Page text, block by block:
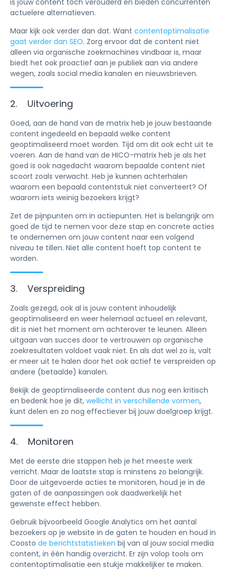
is jouw content toch verouderd en bieden concurrenten
actuelere alternatieven.
Maar kijk ook verder dan dat. Want contentoptimalisatie
gaat verder dan SEO. Zorg ervoor dat de content niet
alleen via organische zoekmachines vindbaar is, maar
biedt het ook proactief aan je publiek aan via andere
wegen, zoals social media kanalen en nieuwsbrieven.
2. Uitvoering
Goed, aan de hand van de matrix heb je jouw bestaande
content ingedeeld en bepaald welke content
geoptimaliseerd moet worden. Tijd om dit ook echt uit te
voeren. Aan de hand van de HICO-matrix heb je als het
goed is ook nagedacht waarom bepaalde content niet
scoort zoals verwacht. Heb je kunnen achterhalen
waarom een bepaald contentstuk niet converteert? Of
waarom iets weinig bezoekers krijgt?
Zet de pijnpunten om in actiepunten. Het is belangrijk om
goed de tijd te nemen voor deze stap en concrete acties
te ondernemen om jouw content naar een volgend
niveau te tillen. Niet alle content hoeft top content te
worden.
3. Verspreiding
Zoals gezegd, ook al is jouw content inhoudelijk
geoptimaliseerd en weer helemaal actueel en relevant,
dit is niet het moment om achterover te leunen. Alleen
uitgaan van succes door te vertrouwen op organische
zoekresultaten voldoet vaak niet. En als dat wel zo is, valt
er meer uit te halen door het ook actief te verspreiden op
andere (betaalde) kanalen.
Bekijk de geoptimaliseerde content dus nog een kritisch
en bedenk hoe je dit, wellicht in verschillende vormen,
kunt delen en zo nog effectiever bij jouw doelgroep krijgt.
4. Monitoren
Met de eerste drie stappen heb je het meeste werk
verricht. Maar de laatste stap is minstens zo belangrijk.
Door de uitgevoerde acties te monitoren, houd je in de
gaten of de aanpassingen ook daadwerkelijk het
gewenste effect hebben.
Gebruik bijvoorbeeld Google Analytics om het aantal
bezoekers op je website in de gaten te houden en houd in
Coosto de berichtstatistieken bij van al jouw social media
content, in één handig overzicht. Er zijn volop tools om
contentoptimalisatie een stukje makkelijker te maken.